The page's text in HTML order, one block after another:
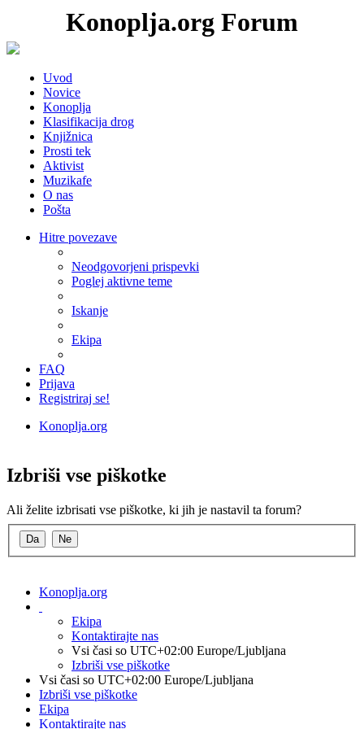
Konoplja.org Forum
Uvod
Novice
Konoplja
Klasifikacija drog
Knjižnica
Prosti tek
Aktivist
Muzikafe
O nas
Pošta
Hitre povezave
Neodgovorjeni prispevki
Poglej aktivne teme
Iskanje
Ekipa
FAQ
Prijava
Registriraj se!
Konoplja.org
Izbriši vse piškotke
Ali želite izbrisati vse piškotke, ki jih je nastavil ta forum?
Konoplja.org
Ekipa
Kontaktirajte nas
Vsi časi so UTC+02:00 Europe/Ljubljana
Izbriši vse piškotke
Vsi časi so UTC+02:00 Europe/Ljubljana
Izbriši vse piškotke
Ekipa
Kontaktirajte nas